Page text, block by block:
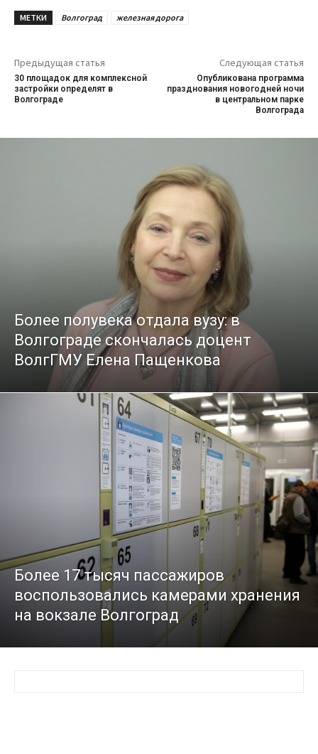
МЕТКИ Волгоград железная дорога
Предыдущая статья
30 площадок для комплексной
застройки определят в
Волгограде
Следующая статья
Опубликована программа
празднования новогодней ночи
в центральном парке
Волгограда
Более полувека отдала вузу: в
Волгограде скончалась доцент
ВолгГМУ Елена Пащенкова
Более 17 тысяч пассажиров
воспользовались камерами хранения
на вокзале Волгоград